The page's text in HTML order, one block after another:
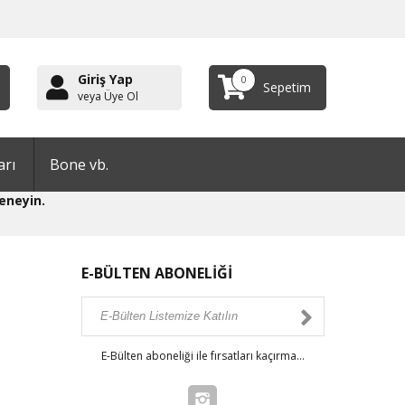
Giriş Yap
veya Üye Ol
0 Sepetim
Bone vb.
E-BÜLTEN ABONELİĞİ
E-Bülten aboneliği ile fırsatları kaçırma...